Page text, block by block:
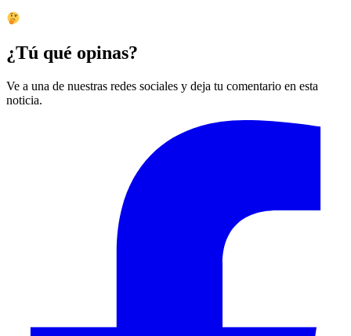
¿Tú qué opinas?
Ve a una de nuestras redes sociales y deja tu comentario en esta
noticia.